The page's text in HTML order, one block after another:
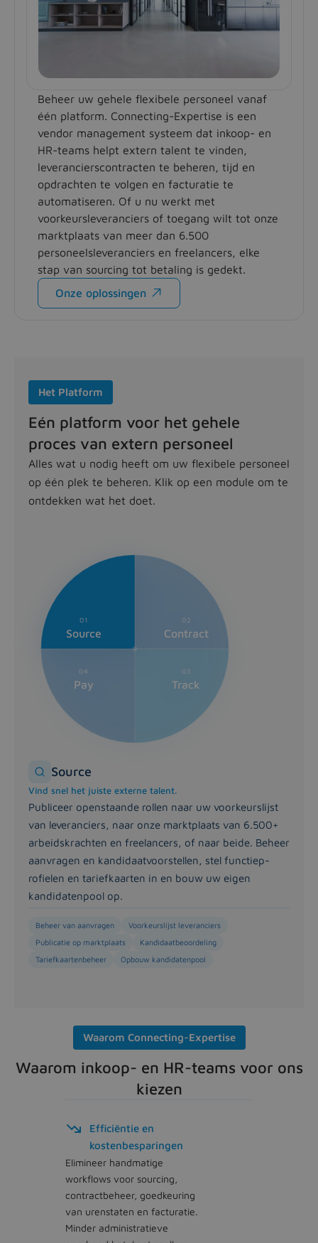
Beheer uw gehele flexibele personeel vanaf
één platform. Connecting-Expertise is een
vendor management systeem dat inkoop- en
HR-teams helpt extern talent te vinden,
leverancierscontracten te beheren, tijd en
opdrachten te volgen en facturatie te
automatiseren. Of u nu werkt met
voorkeursleveranciers of toegang wilt tot onze
marktplaats van meer dan 6.500
personeelsleveranciers en freelancers, elke
stap van sourcing tot betaling is gedekt.
Onze oplossingen 
Het Platform
Eén platform voor het gehele
proces van extern personeel
Alles wat u nodig heeft om uw flexibele personeel
op één plek te beheren. Klik op een module om te
ontdekken wat het doet.
Vind snel het juiste externe talent. Publiceer
Module Contract
Elk contract, conform en onder controle. Beheer de
Module Track
Volledig overzicht over uren, uitgaven en prestaties.
Module Pay
Nauwkeurige facturatie, op tijd, elke keer.
01
Source
02
Contract
03
Track
04
Pay
Source
Vind snel het juiste externe talent.
Publiceer openstaande rollen naar uw voorkeurslijst
van leveranciers, naar onze marktplaats van 6.500+
arbeidskrachten en freelancers, of naar beide. Beheer
aanvragen en kandidaatvoorstellen, stel functiep­
rofielen en tariefkaarten in en bouw uw eigen
kandidatenpool op.
Beheer van aanvragen
Voorkeurslijst leveranciers
Publicatie op marktplaats
Kandidaatbeoordeling
Tariefkaartenbeheer
Opbouw kandidatenpool
Waarom Connecting-Expertise
Waarom inkoop- en HR-teams voor ons
kiezen
Efficiëntie en
kostenbesparingen
Elimineer handmatige
workflows voor sourcing,
contractbeheer, goedkeuring
van urenstaten en facturatie.
Minder administratieve